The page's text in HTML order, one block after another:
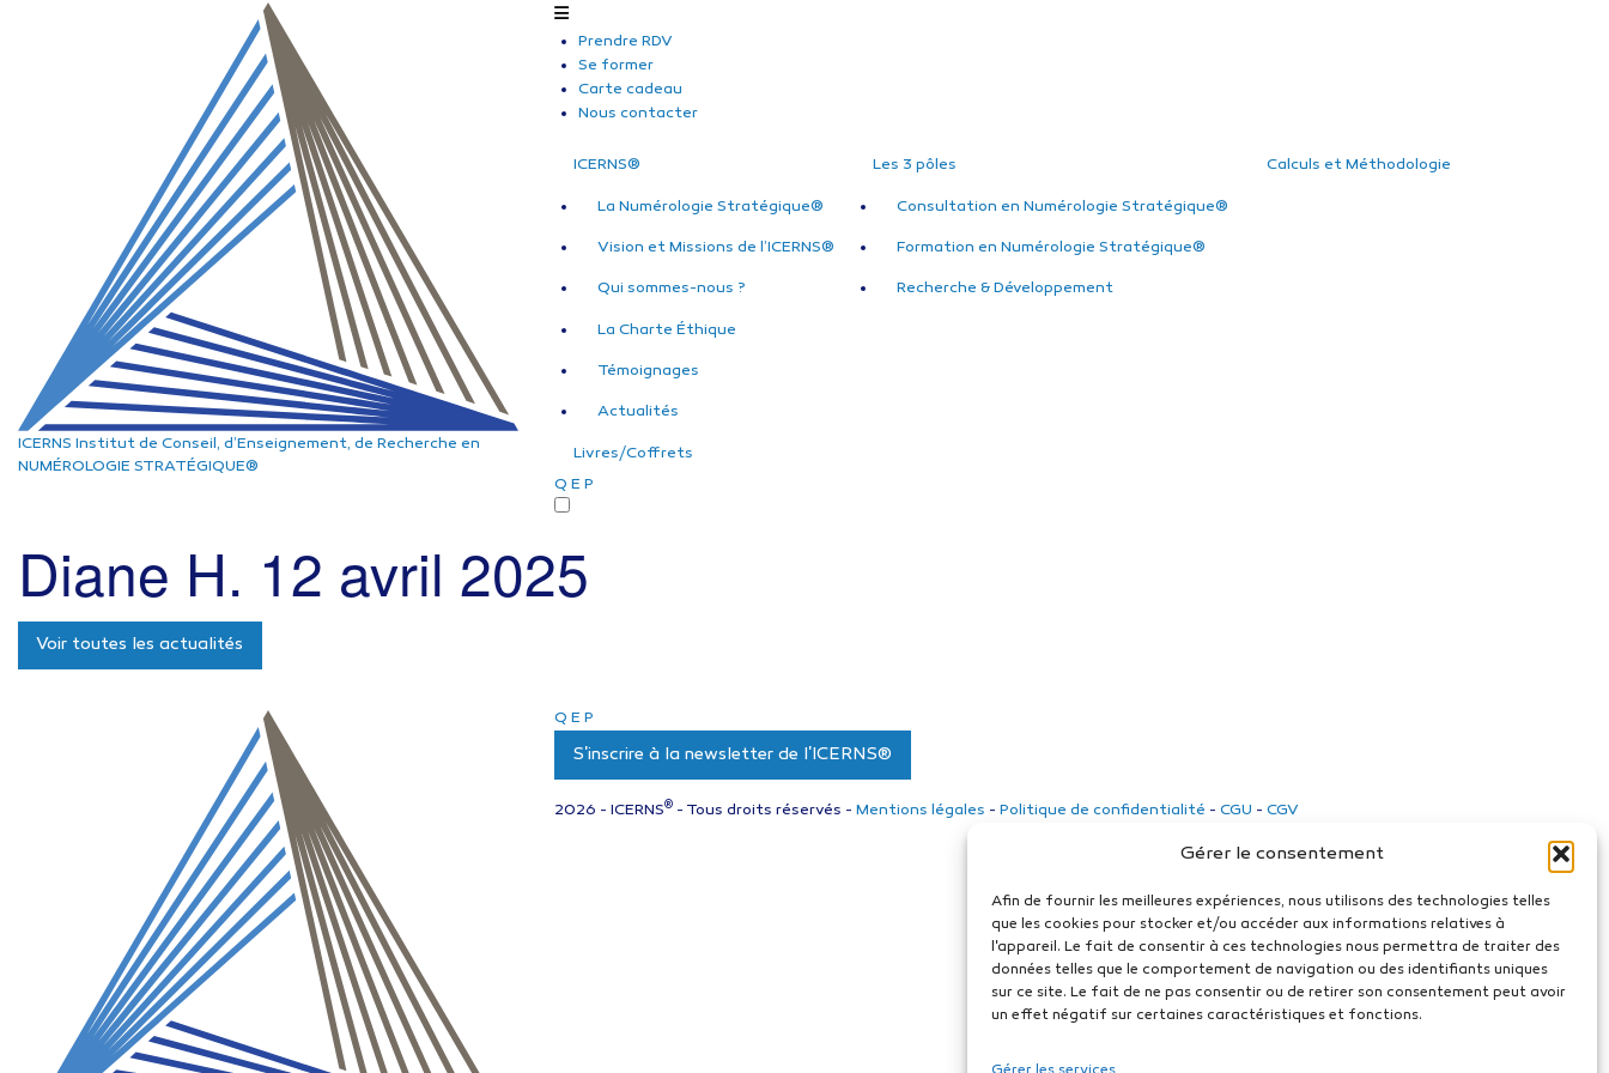
Gérer le consentement
Afin de fournir les meilleures expériences, nous utilisons des technologies telles
que les cookies pour stocker et/ou accéder aux informations relatives à
l'appareil. Le fait de consentir à ces technologies nous permettra de traiter des
données telles que le comportement de navigation ou des identifiants uniques
sur ce site. Le fait de ne pas consentir ou de retirer son consentement peut avoir
un effet négatif sur certaines caractéristiques et fonctions.
ICERNS Institut de Conseil, d’Enseignement, de Recherche en
NUMÉROLOGIE STRATÉGIQUE®
Prendre RDV
Se former
Carte cadeau
Nous contacter
ICERNS®
La Numérologie Stratégique®
Vision et Missions de l’ICERNS®
Qui sommes-nous ?
La Charte Éthique
Témoignages
Actualités
Les 3 pôles
Consultation en Numérologie Stratégique®
Formation en Numérologie Stratégique®
Recherche & Développement
Calculs et Méthodologie
Livres/Coffrets
Q E P
Diane H. 12 avril 2025
Voir toutes les actualités
Q E P
S'inscrire à la newsletter de l'ICERNS®
2026 - ICERNS® - Tous droits réservés - Mentions légales - Politique de confidentialité - CGU - CGV